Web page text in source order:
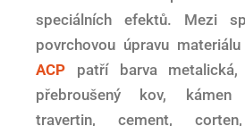
speciálních efektů. Mezi
povrchovou úpravu
ACP patří barva metalická,
přebroušený kov,
travertin, cement,